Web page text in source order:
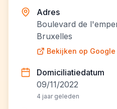
Adres
Boulevard de
Bruxelles
Bekijken op Google
Domiciliatiedatum
09/11/2022
4 jaar geleden